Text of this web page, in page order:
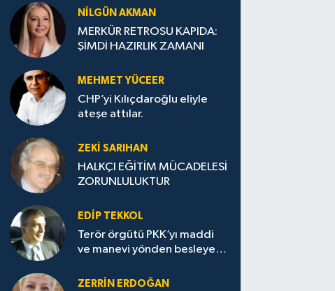
NILGÜN AKMAN
MERKÜR RETROSU KAPIDA:
ŞİMDİ HAZIRLIK ZAMANI
MEHMET YÜCEER
CHP’yi Kılıçdaroğlu eliyle
ateşe attılar.
ZEKI SARIHAN
HALKÇI EĞİTİM MÜCADELESİ
ZORUNLULUKTUR
EDIP TEKKOL
Terör örgütü PKK’yı maddi
ve manevi yönden besleyen
ZERRIN ERDOĞAN